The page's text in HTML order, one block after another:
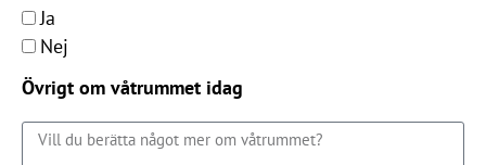
Ja
Nej
Övrigt om våtrummet idag